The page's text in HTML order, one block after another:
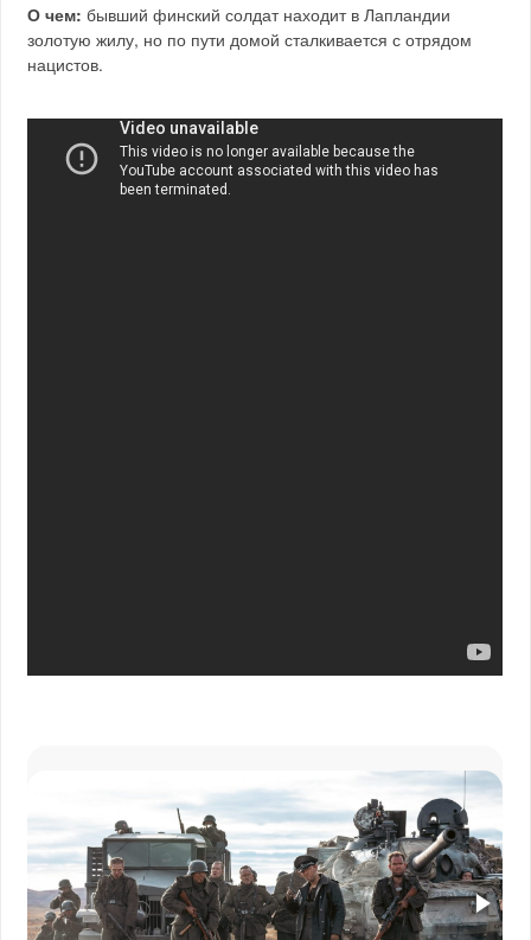
О чем: бывший финский солдат находит в Лапландии
золотую жилу, но по пути домой сталкивается с отрядом
нацистов.